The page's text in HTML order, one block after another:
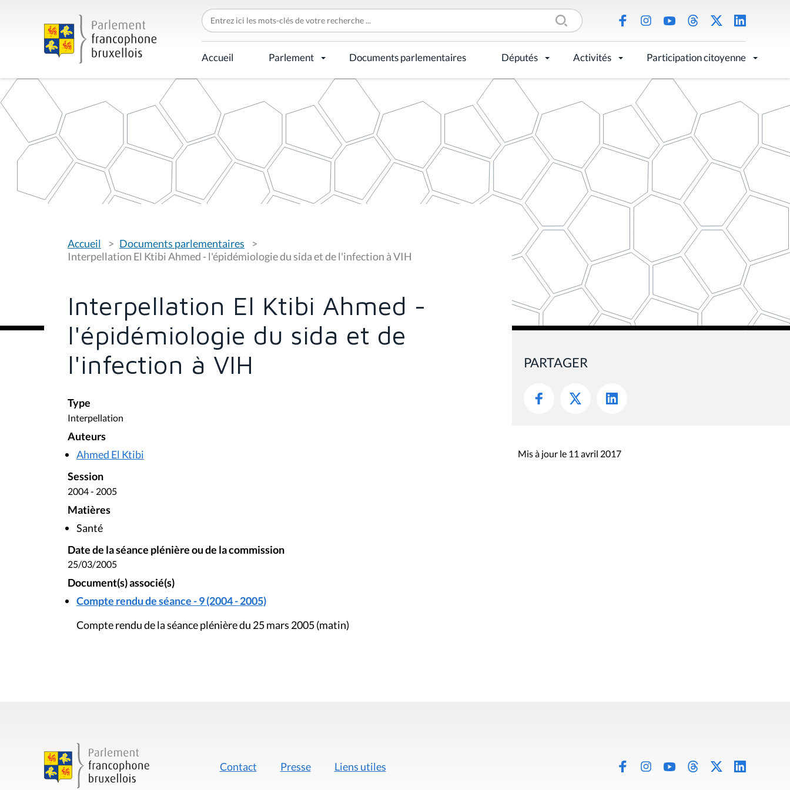
C
h
e
r
c
h
r
p
Accueil Parlement Documents parlementaires Députés Activités Participation citoyenne
o
u
Accueil
Documents parlementaires
Interpellation El Ktibi Ahmed - l'épidémiologie du sida et de l'infection à VIH
Interpellation El Ktibi Ahmed -
l'épidémiologie du sida et de
l'infection à VIH
Type
Interpellation
Auteurs
Ahmed El Ktibi
Session
2004 - 2005
Matières
Santé
Date de la séance plénière ou de la commission
25/03/2005
Document(s) associé(s)
Compte rendu de séance - 9 (2004 - 2005)
Compte rendu de la séance plénière du 25 mars 2005 (matin)
PARTAGER
Mis à jour le 11 avril 2017
Contact Presse Liens utiles